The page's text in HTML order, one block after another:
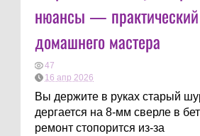
нюансы —
домашнего мастера
47
16 апр 2026
Вы держите в руках старый
дергается на 8-мм сверле в
ремонт стопорится из-за